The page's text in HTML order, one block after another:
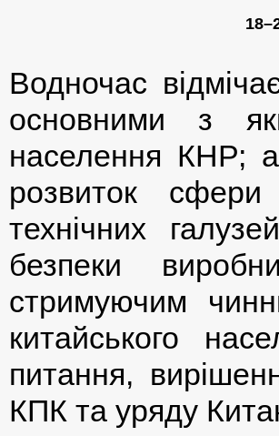
Водночас
основними з
населення КНР; а
розвиток сфери
технічних
безпеки
стримуючим
китайського
питання,
КПК та уряду